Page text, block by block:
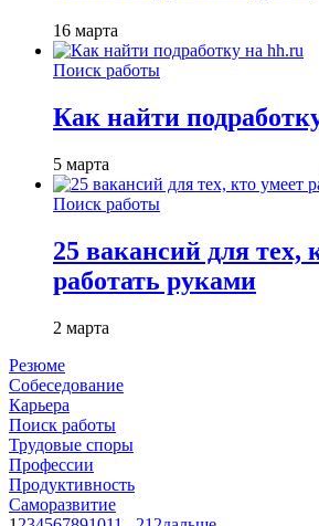
16 марта
Поиск работы
Как найти
5 марта
Поиск работы
25 вакансий для тех,
работать руками
2 марта
Резюме
Собеседование
Карьера
Поиск работы
Трудовые споры
Профессии
Продуктивность
Саморазвитие